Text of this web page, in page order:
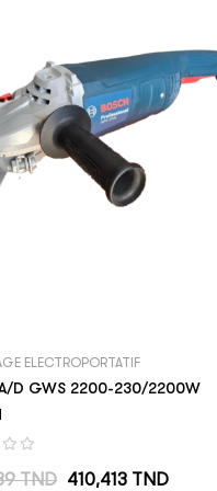
ELECTROPORTATIF
D GWS 2200-230/2200W
TND Prix
410,413 TND